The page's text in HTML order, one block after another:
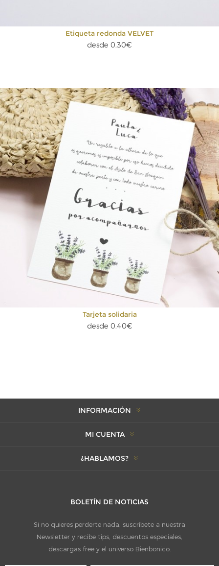
Etiqueta redonda VELVET
desde 0,30€
Tarjeta solidaria
desde 0,40€
INFORMACIÓN
MI CUENTA
¿HABLAMOS?
BOLETÍN DE NOTICIAS
Si no quieres perderte nada, suscríbete a nuestra
Newsletter y recibe tips, descuentos especiales,
descargas free y el universo Bienbonico.